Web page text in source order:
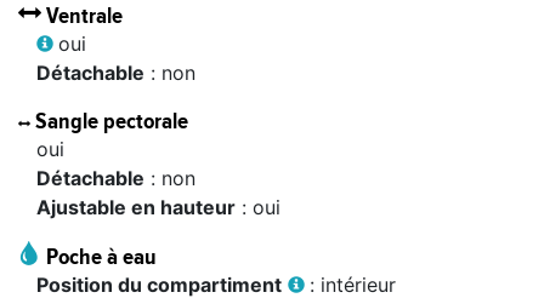
Ventrale
oui
Détachable : non
Sangle pectorale
oui
Détachable : non
Ajustable en hauteur : oui
Poche à eau
Position du compartiment
: intérieur